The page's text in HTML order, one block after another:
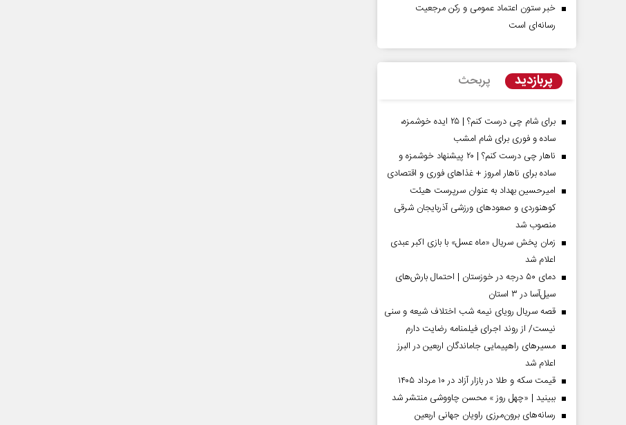
خبر ستون اعتماد عمومی و رکن مرجعیت
رسانه‌ای است
پربازدید پربحث
برای شام چی درست کنم؟ | ۲۵ ایده خوشمزه،
ساده و فوری برای شام امشب
ناهار چی درست کنم؟ | ۲۰ پیشنهاد خوشمزه و
ساده برای ناهار امروز + غذاهای فوری و اقتصادی
امیرحسین بهداد به عنوان سرپرست هیئت
کوهنوردی و صعودهای ورزشی آذربایجان شرقی
منصوب شد
زمان پخش سریال «ماه عسل» با بازی اکبر عبدی
اعلام شد
دمای ۵۰ درجه در خوزستان | احتمال بارش‌های
سیل‌آسا در ۳ استان
قصه سریال رویای نیمه شب اختلاف شیعه و سنی
نیست/ از روند اجرای فیلمنامه رضایت دارم
مسیر‌های راهپیمایی جاماندگان اربعین در البرز
اعلام شد
قیمت سکه و طلا در بازار آزاد در ۱۰ مرداد ۱۴۰۵
ببینید | «چهل روز » محسن چاووشی منتشر شد
رسانه‌های برون‌مرزی راویان جهانی اربعین